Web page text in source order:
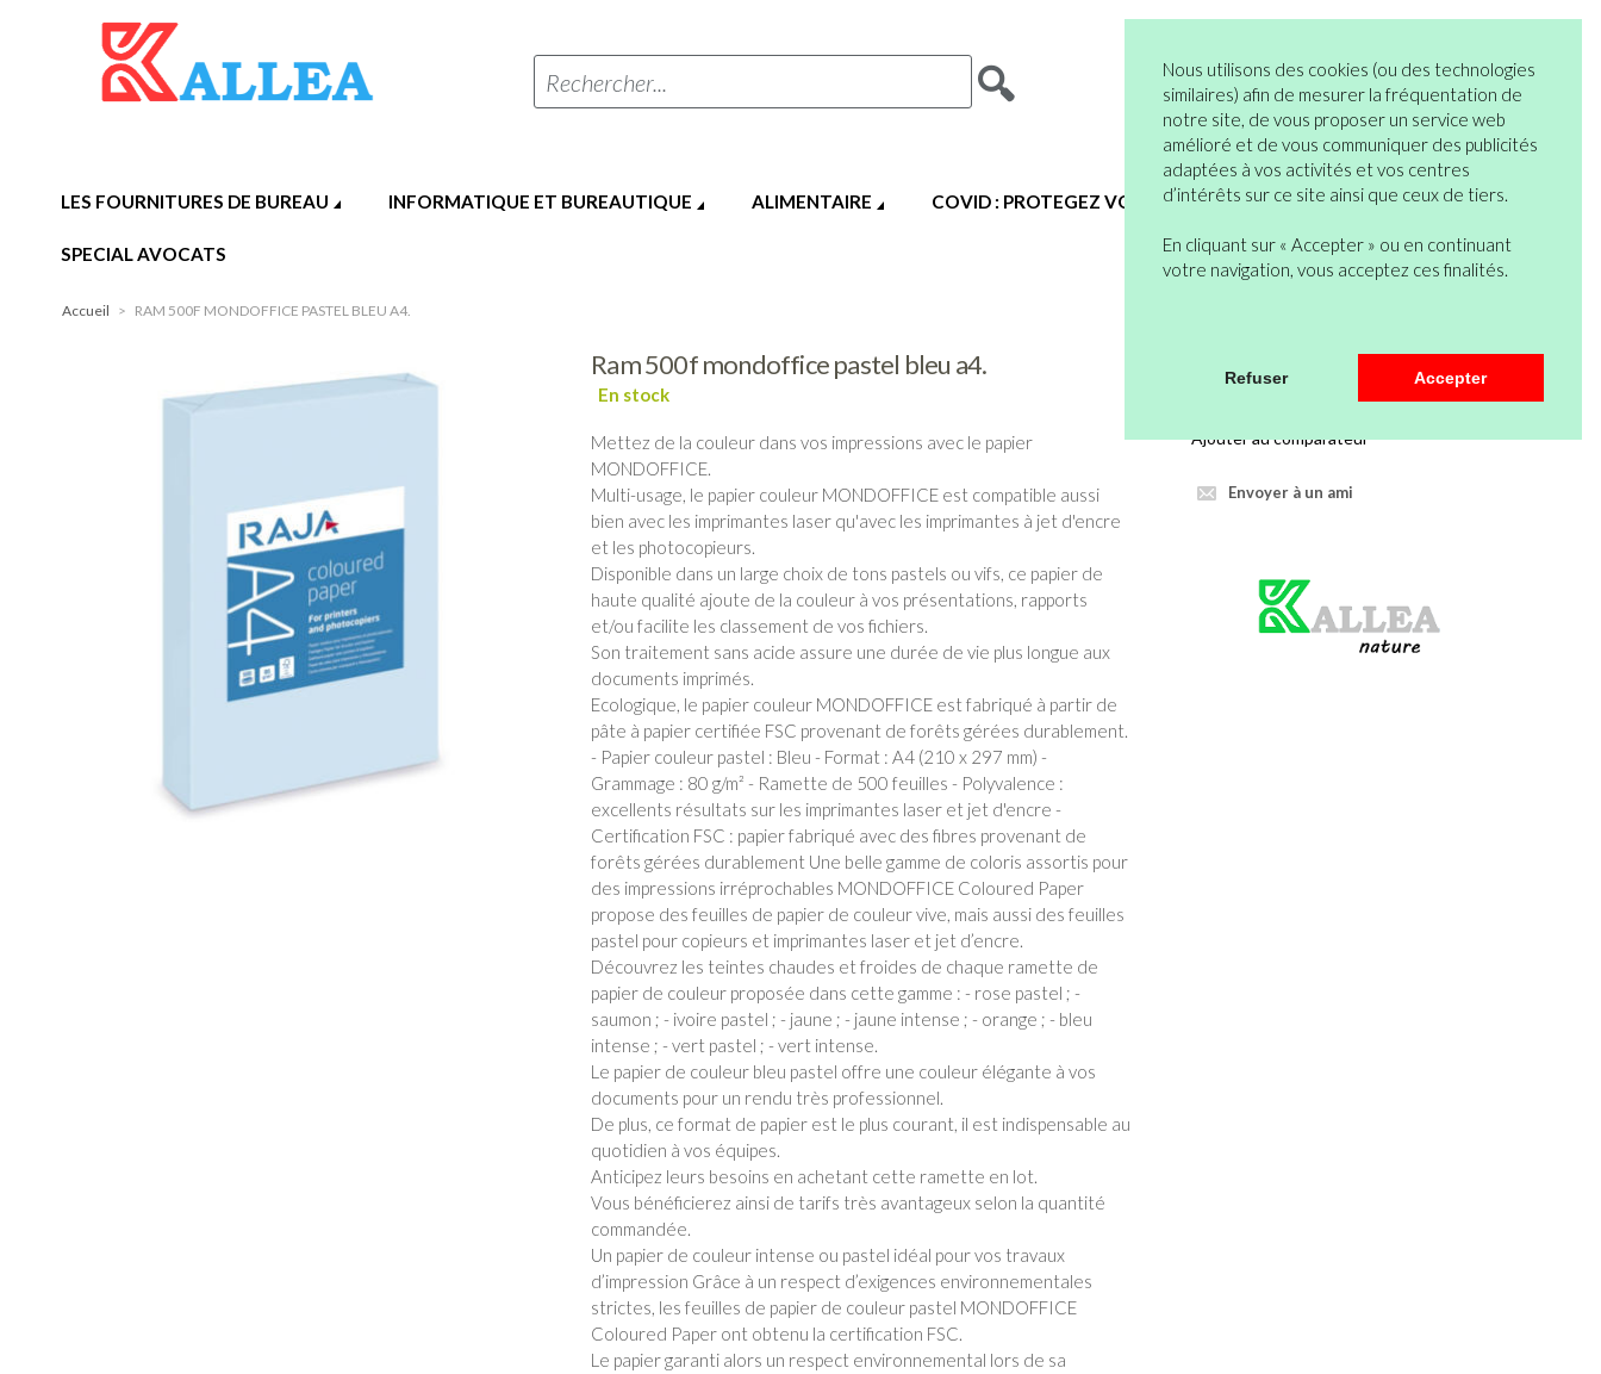
Nous utilisons des cookies (ou des technologies
similaires) afin de mesurer la fréquentation de
notre site, de vous proposer un service web
amélioré et de vous communiquer des publicités
adaptées à vos activités et vos centres
d’intérêts sur ce site ainsi que ceux de tiers.
En cliquant sur « Accepter » ou en continuant
votre navigation, vous acceptez ces finalités.
Refuser Accepter
Rechercher... Vous n’êtes pas encore en compte ?
Bienvenue
Mon Compte
0 articles
Mon Panier
LES FOURNITURES DE BUREAU INFORMATIQUE ET BUREAUTIQUE ALIMENTAIRE COVID : PROTEGEZ VOUS HYGIENE ET SERVICES GENERAUX
SPECIAL AVOCATS
Accueil > RAM 500F MONDOFFICE PASTEL BLEU A4.
Ram 500f mondoffice pastel bleu a4.
Mettez de la couleur dans vos impressions avec le papier
MONDOFFICE.
Multi-usage, le papier couleur MONDOFFICE est compatible aussi
bien avec les imprimantes laser qu'avec les imprimantes à jet d'encre
et les photocopieurs.
Disponible dans un large choix de tons pastels ou vifs, ce papier de
haute qualité ajoute de la couleur à vos présentations, rapports
et/ou facilite les classement de vos fichiers.
Son traitement sans acide assure une durée de vie plus longue aux
documents imprimés.
Ecologique, le papier couleur MONDOFFICE est fabriqué à partir de
pâte à papier certifiée FSC provenant de forêts gérées durablement.
- Papier couleur pastel : Bleu - Format : A4 (210 x 297 mm) -
Grammage : 80 g/m² - Ramette de 500 feuilles - Polyvalence :
excellents résultats sur les imprimantes laser et jet d'encre -
Certification FSC : papier fabriqué avec des fibres provenant de
forêts gérées durablement Une belle gamme de coloris assortis pour
des impressions irréprochables MONDOFFICE Coloured Paper
propose des feuilles de papier de couleur vive, mais aussi des feuilles
pastel pour copieurs et imprimantes laser et jet d’encre.
Découvrez les teintes chaudes et froides de chaque ramette de
papier de couleur proposée dans cette gamme : - rose pastel ; -
saumon ; - ivoire pastel ; - jaune ; - jaune intense ; - orange ; - bleu
intense ; - vert pastel ; - vert intense.
Le papier de couleur bleu pastel offre une couleur élégante à vos
documents pour un rendu très professionnel.
De plus, ce format de papier est le plus courant, il est indispensable au
quotidien à vos équipes.
Anticipez leurs besoins en achetant cette ramette en lot.
Vous bénéficierez ainsi de tarifs très avantageux selon la quantité
commandée.
Un papier de couleur intense ou pastel idéal pour vos travaux
d’impression Grâce à un respect d’exigences environnementales
strictes, les feuilles de papier de couleur pastel MONDOFFICE
Coloured Paper ont obtenu la certification FSC.
Le papier garanti alors un respect environnemental lors de sa
mettre au panier.
Ajouter au comparateur
Envoyer à un ami